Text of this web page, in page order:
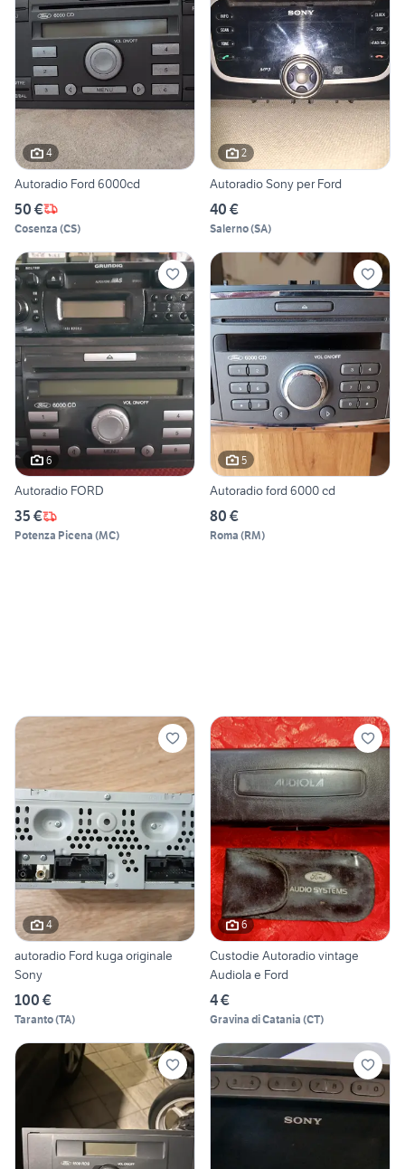
4
Autoradio Ford 6000cd
50 €
Cosenza (CS)
2
Autoradio Sony per Ford
40 €
Salerno(SA)
6
Autoradio FORD
35 €
Potenza Picena (MC)
5
Autoradio ford 6000 cd
80 €
Roma (RM)
4
autoradio Ford kuga originale
Sony
100 €
Taranto(TA)
6
Custodie Autoradio vintage
Audiola e Ford
4 €
Gravina di Catania (CT)